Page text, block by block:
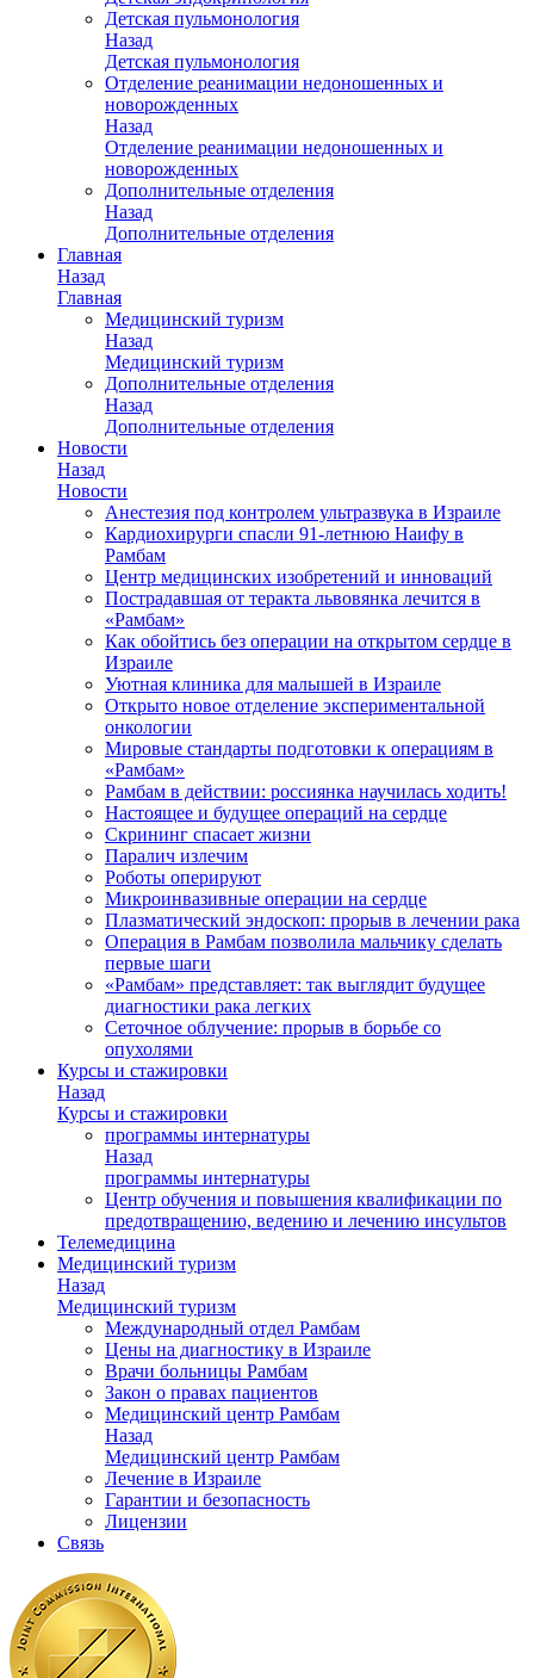
Детская пульмонология
Назад
Детская пульмонология
Отделение реанимации недоношенных и
новорожденных
Назад
Отделение реанимации недоношенных и
новорожденных
Дополнительные отделения
Назад
Дополнительные отделения
Главная
Назад
Главная
Медицинский туризм
Назад
Медицинский туризм
Дополнительные отделения
Назад
Дополнительные отделения
Новости
Назад
Новости
Анестезия под контролем ультразвука в Израиле
Кардиохирурги спасли 91-летнюю Наифу в
Рамбам
Центр медицинских изобретений и инноваций
Пострадавшая от теракта львовянка лечится в
«Рамбам»
Как обойтись без операции на открытом сердце в
Израиле
Уютная клиника для малышей в Израиле
Открыто новое отделение экспериментальной
онкологии
Мировые стандарты подготовки к операциям в
«Рамбам»
Рамбам в действии: россиянка научилась ходить!
Настоящее и будущее операций на сердце
Скрининг спасает жизни
Паралич излечим
Роботы оперируют
Микроинвазивные операции на сердце
Плазматический эндоскоп: прорыв в лечении рака
Операция в Рамбам позволила мальчику сделать
первые шаги
«Рамбам» представляет: так выглядит будущее
диагностики рака легких
Сеточное облучение: прорыв в борьбе со
опухолями
Курсы и стажировки
Назад
Курсы и стажировки
программы интернатуры
Назад
программы интернатуры
Центр обучения и повышения квалификации по
предотвращению, ведению и лечению инсультов
Телемедицина
Медицинский туризм
Назад
Медицинский туризм
Международный отдел Рамбам
Цены на диагностику в Израиле
Врачи больницы Рамбам
Закон о правах пациентов
Медицинский центр Рамбам
Назад
Медицинский центр Рамбам
Лечение в Израиле
Гарантии и безопасность
Лицензии
Связь